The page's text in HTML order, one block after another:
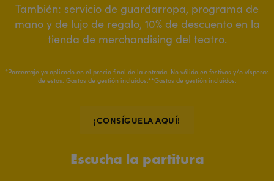
También: servicio de guardarropa, programa de
mano y de lujo de regalo, 10% de descuento en la
tienda de merchandising del teatro.
*Porcentaje ya aplicado en el precio final de la entrada. No válido en festivos y/o vísperas
de estos. Gastos de gestión incluidos.**Gastos de gestión incluidos.
¡CONSÍGUELA AQUÍ!
Escucha la partitura